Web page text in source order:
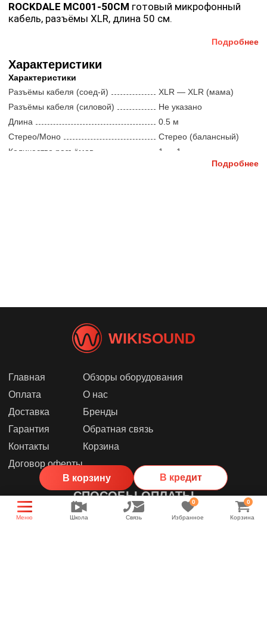
В корзину В кредит
ROCKDALE MC001-50CM готовый микрофонный
кабель, разъёмы XLR, длина 50 см.
Подробнее
Характеристики
Характеристики
Разъёмы кабеля (соед-й)
XLR — XLR (мама)
Разъёмы кабеля (силовой)
Не указано
Длина
0.5 м
Стерео/Моно
Стерео (балансный)
Количество разъёмов
1 — 1
Подробнее
WIKISOUND
Главная
Оплата
Доставка
Гарантия
Контакты
Договор оферты
Обзоры оборудования
О нас
Бренды
Обратная связь
Корзина
СПОСОБЫ ОПЛАТЫ
Меню Школа Связь
0
Избранное
0
Корзина